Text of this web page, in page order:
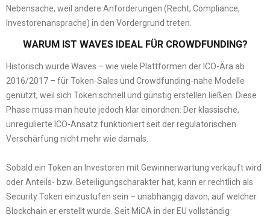
Nebensache, weil andere Anforderungen (Recht, Compliance,
Investorenansprache) in den Vordergrund treten.
WARUM IST WAVES IDEAL FÜR CROWDFUNDING?
Historisch wurde Waves – wie viele Plattformen der ICO-Ära ab
2016/2017 – für Token-Sales und Crowdfunding-nahe Modelle
genutzt, weil sich Token schnell und günstig erstellen ließen. Diese
Phase muss man heute jedoch klar einordnen: Der klassische,
unregulierte ICO-Ansatz funktioniert seit der regulatorischen
Verschärfung nicht mehr wie damals.
Sobald ein Token an Investoren mit Gewinnerwartung verkauft wird
oder Anteils- bzw. Beteiligungscharakter hat, kann er rechtlich als
Security Token einzustufen sein – unabhängig davon, auf welcher
Blockchain er erstellt wurde. Seit MiCA in der EU vollständig